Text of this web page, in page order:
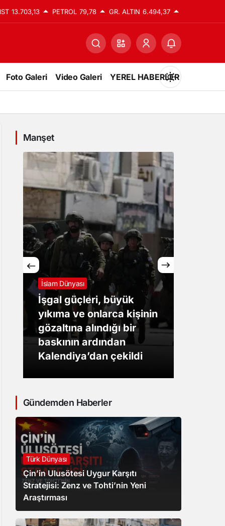
13.703,13 PETROL 79,78 GR. ALTIN 6.494,37
Foto Galeri Video Galeri YEREL HABERLER
Mod
değiştir
Gündüz Modu
Gündüz modunu seçin.
Gece Modu
Gece modunu seçin.
Sistem Modu
Sistem modunu seçin.
Manşet
İslam Dünyası
İşgal güçleri, büyük
yıkıma ve onlarca kişinin
gözaltına alındığı bir
baskının ardından
Kalendiya’dan çekildi
Gündemden Haberler
Türk Dünyası
Çin’in Ulusötesi Uygur Karşıtı
Stratejisi: Zenz ve Tohti’nin Yeni
Araştırması